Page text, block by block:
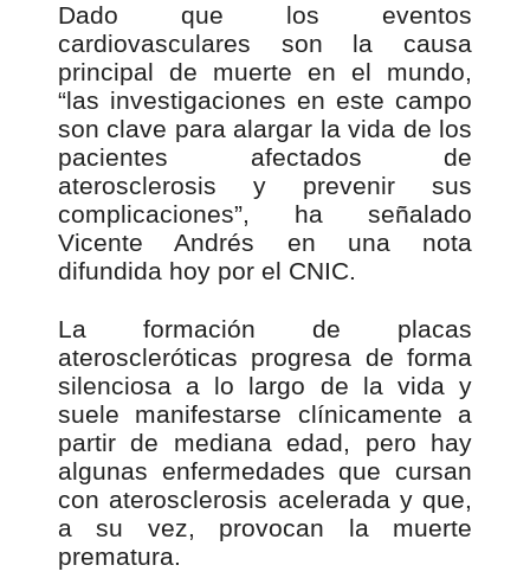
Dado que los eventos
cardiovasculares son la causa
principal de muerte en el mundo,
“las investigaciones en este campo
son clave para alargar la vida de los
pacientes afectados de
aterosclerosis y prevenir sus
complicaciones”, ha señalado
Vicente Andrés en una nota
difundida hoy por el CNIC.
La formación de placas
ateroscleróticas progresa de forma
silenciosa a lo largo de la vida y
suele manifestarse clínicamente a
partir de mediana edad, pero hay
algunas enfermedades que cursan
con aterosclerosis acelerada y que,
a su vez, provocan la muerte
prematura.